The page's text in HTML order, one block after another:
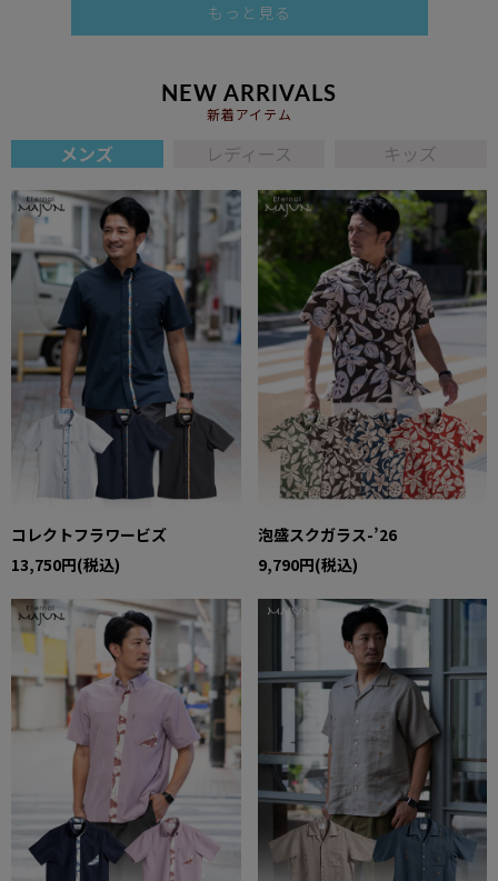
もっと見る
NEW ARRIVALS
新着アイテム
メンズ レディース キッズ
コレクトフラワービズ
13,750円(税込)
泡盛スクガラス-’26
9,790円(税込)